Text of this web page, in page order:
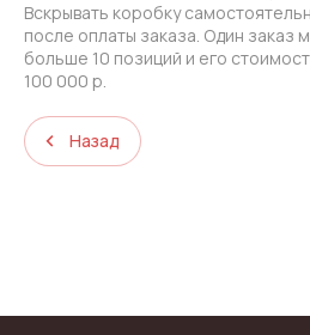
Вскрывать коробку
после оплаты заказа. Один заказ
больше 10 позиций и его
100 000 р.
Назад